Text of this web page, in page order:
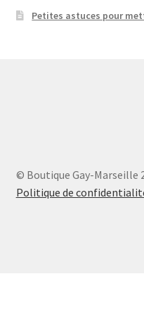
Petites astuces pour
© Boutique Gay-Marseille
Politique de